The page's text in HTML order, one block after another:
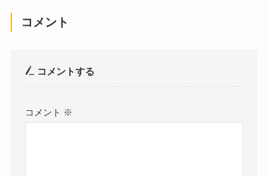
コメント
コメントする
コメント ※